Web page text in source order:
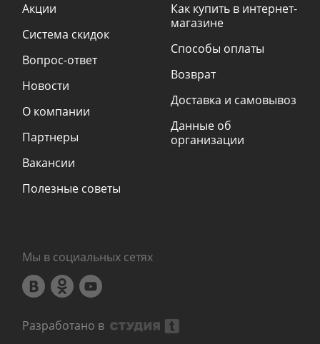
Акции
Система скидок
Вопрос-ответ
Новости
О компании
Партнеры
Вакансии
Полезные советы
Как купить в интернет-
магазине
Способы оплаты
Возврат
Доставка и самовывоз
Данные об
организации
Мы в социальных сетях
Разработано в